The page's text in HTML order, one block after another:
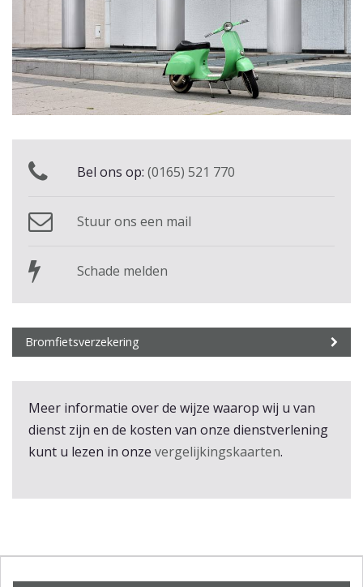
Bel ons op: (0165) 521 770
Stuur ons een mail
Schade melden
Bromfietsverzekering
Meer informatie over de wijze waarop wij u van
dienst zijn en de kosten van onze dienstverlening
kunt u lezen in onze vergelijkingskaarten.